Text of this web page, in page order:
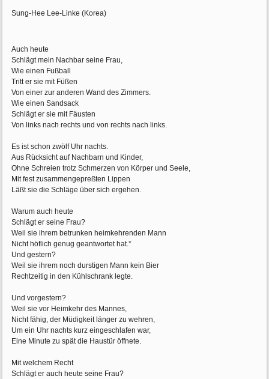
Sung-Hee Lee-Linke (Korea)
Auch heute
Schlägt mein Nachbar seine Frau,
Wie einen Fußball
Tritt er sie mit Füßen
Von einer zur anderen Wand des Zimmers.
Wie einen Sandsack
Schlägt er sie mit Fäusten
Von links nach rechts und von rechts nach links.
Es ist schon zwölf Uhr nachts.
Aus Rücksicht auf Nachbarn und Kinder,
Ohne Schreien trotz Schmerzen von Körper und Seele,
Mit fest zusammengepreßten Lippen
Läßt sie die Schläge über sich ergehen.
Warum auch heute
Schlägt er seine Frau?
Weil sie ihrem betrunken heimkehrenden Mann
Nicht höflich genug geantwortet hat.*
Und gestern?
Weil sie ihrem noch durstigen Mann kein Bier
Rechtzeitig in den Kühlschrank legte.
Und vorgestern?
Weil sie vor Heimkehr des Mannes,
Nicht fähig, der Müdigkeit länger zu wehren,
Um ein Uhr nachts kurz eingeschlafen war,
Eine Minute zu spät die Haustür öffnete.
Mit welchem Recht
Schlägt er auch heute seine Frau?